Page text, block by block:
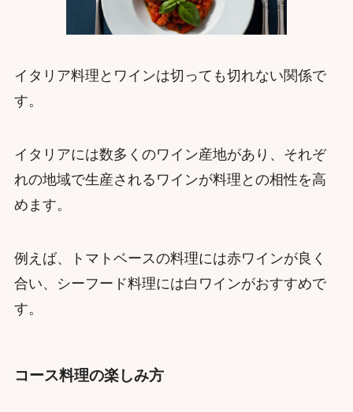
イタリア料理とワインは切っても切れない関係で
す。
イタリアには数多くのワイン産地があり、それぞ
れの地域で生産されるワインが料理との相性を高
めます。
例えば、トマトベースの料理には赤ワインが良く
合い、シーフード料理には白ワインがおすすめで
す。
コース料理の楽しみ方